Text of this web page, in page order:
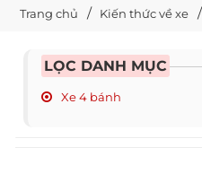
Trang chủ Kiến thức về xe
LỌC DANH MỤC
Xe 4 bánh